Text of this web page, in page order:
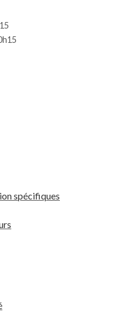
spécifiques